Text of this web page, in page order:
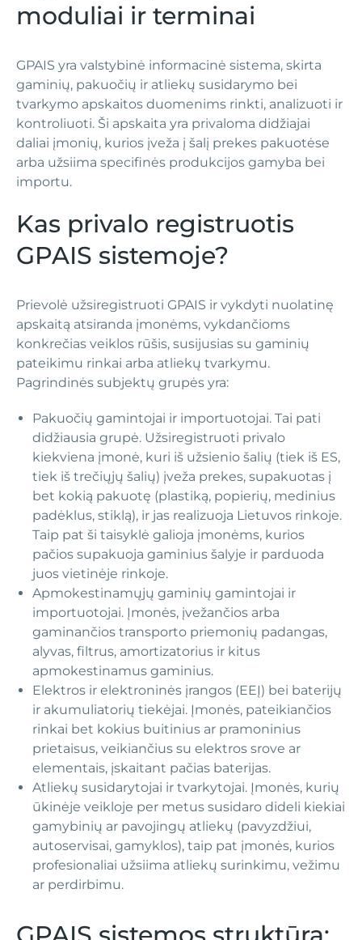
moduliai ir terminai
GPAIS yra valstybinė informacinė sistema, skirta
gaminių, pakuočių ir atliekų susidarymo bei
tvarkymo apskaitos duomenims rinkti, analizuoti ir
kontroliuoti. Ši apskaita yra privaloma didžiajai
daliai įmonių, kurios įveža į šalį prekes pakuotėse
arba užsiima specifinės produkcijos gamyba bei
importu.
Kas privalo registruotis
GPAIS sistemoje?
Prievolė užsiregistruoti GPAIS ir vykdyti nuolatinę
apskaitą atsiranda įmonėms, vykdančioms
konkrečias veiklos rūšis, susijusias su gaminių
pateikimu rinkai arba atliekų tvarkymu.
Pagrindinės subjektų grupės yra:
Pakuočių gamintojai ir importuotojai. Tai pati
didžiausia grupė. Užsiregistruoti privalo
kiekviena įmonė, kuri iš užsienio šalių (tiek iš ES,
tiek iš trečiųjų šalių) įveža prekes, supakuotas į
bet kokią pakuotę (plastiką, popierių, medinius
padėklus, stiklą), ir jas realizuoja Lietuvos rinkoje.
Taip pat ši taisyklė galioja įmonėms, kurios
pačios supakuoja gaminius šalyje ir parduoda
juos vietinėje rinkoje.
Apmokestinamųjų gaminių gamintojai ir
importuotojai. Įmonės, įvežančios arba
gaminančios transporto priemonių padangas,
alyvas, filtrus, amortizatorius ir kitus
apmokestinamus gaminius.
Elektros ir elektroninės įrangos (EEĮ) bei baterijų
ir akumuliatorių tiekėjai. Įmonės, pateikiančios
rinkai bet kokius buitinius ar pramoninius
prietaisus, veikiančius su elektros srove ar
elementais, įskaitant pačias baterijas.
Atliekų susidarytojai ir tvarkytojai. Įmonės, kurių
ūkinėje veikloje per metus susidaro dideli kiekiai
gamybinių ar pavojingų atliekų (pavyzdžiui,
autoservisai, gamyklos), taip pat įmonės, kurios
profesionaliai užsiima atliekų surinkimu, vežimu
ar perdirbimu.